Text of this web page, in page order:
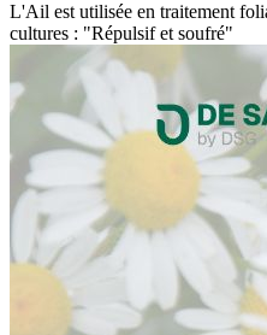
L'Ail est utilisée en traitement
cultures : "Répulsif et soufré"